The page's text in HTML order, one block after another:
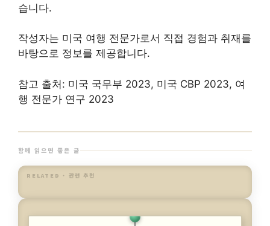
습니다.
작성자는 미국 여행 전문가로서 직접 경험과 취재를
바탕으로 정보를 제공합니다.
참고 출처: 미국 국무부 2023, 미국 CBP 2023, 여
행 전문가 연구 2023
함께 읽으면 좋은 글
RELATED · 관련 추천